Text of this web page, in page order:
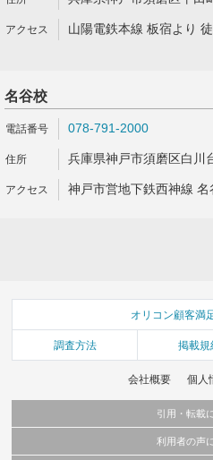
山陽電鉄本線 板宿より
名谷校
078-791-2000
兵庫県神戸市須磨区白川
神戸市営地下鉄西神線
オリコン顧客満
調査方法 掲載規
会社概要 個人
引用・転載
当サイトで公開されている情報（文字、写真
利用者の声